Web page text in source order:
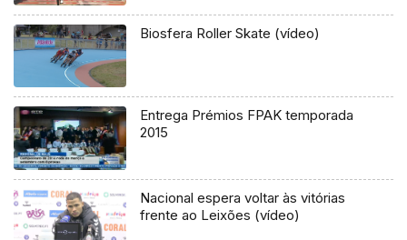
Biosfera Roller Skate (vídeo)
Entrega Prémios FPAK temporada
2015
Nacional espera voltar às vitórias
frente ao Leixões (vídeo)